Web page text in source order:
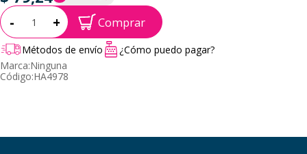
Cantidad:
- + Comprar
Métodos de envío
¿Cómo puedo pagar?
Marca:Ninguna
Código:HA4978